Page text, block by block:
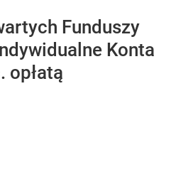
Funduszy
Konta
opłatą